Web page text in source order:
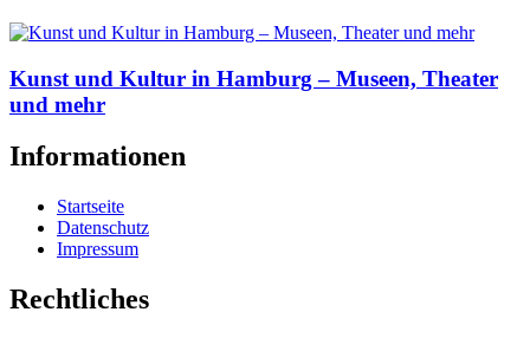
Kunst und Kultur in Hamburg – Museen, Theater
und mehr
Informationen
Startseite
Datenschutz
Impressum
Rechtliches